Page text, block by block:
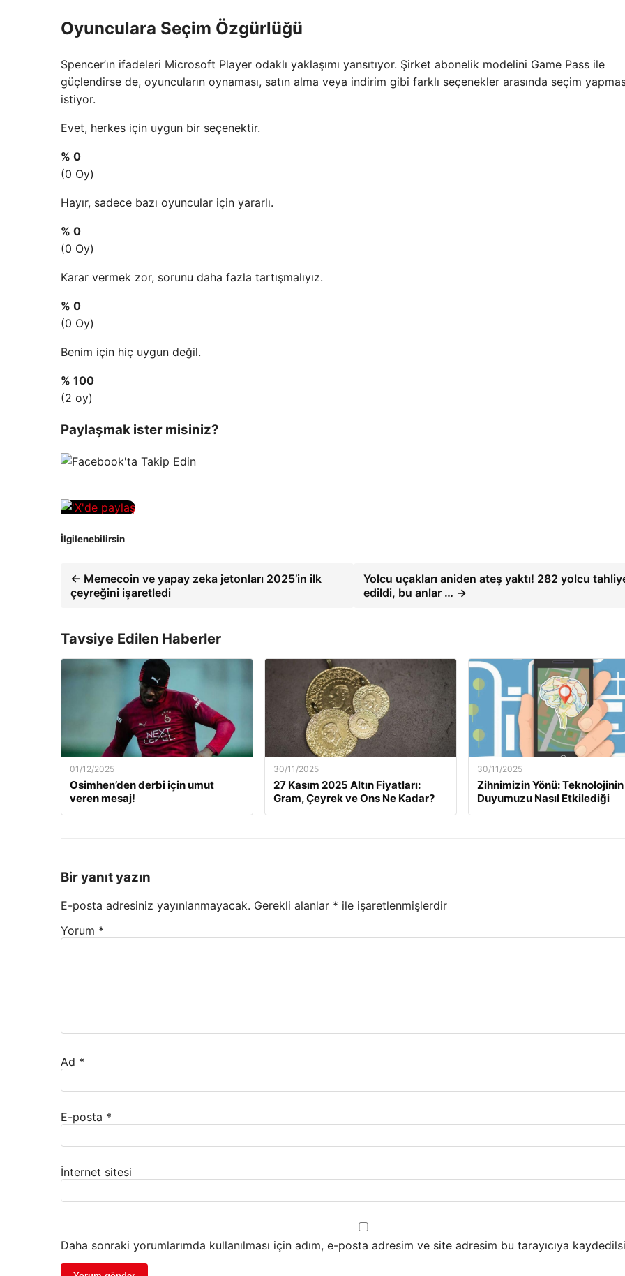
Oyunculara Seçim Özgürlüğü
Spencer’ın ifadeleri Microsoft Player odaklı yaklaşımı yansıtıyor. Şirket abonelik modelini Game Pass ile
güçlendirse de, oyuncuların oynaması, satın alma veya indirim gibi farklı seçenekler arasında seçim
istiyor.
Evet, herkes için uygun bir seçenektir.
% 0
(0 Oy)
Hayır, sadece bazı oyuncular için yararlı.
% 0
(0 Oy)
Karar vermek zor, sorunu daha fazla tartışmalıyız.
% 0
(0 Oy)
Benim için hiç uygun değil.
% 100
(2 oy)
Paylaşmak ister misiniz?
İlgilenebilirsin
← Memecoin ve yapay zeka jetonları 2025’in ilk
çeyreğini işaretledi
Yolcu uçakları aniden ateş yaktı! 282 yolcu
edildi, bu anlar … →
Tavsiye Edilen Haberler
01/12/2025
Osimhen’den derbi için umut
veren mesaj!
30/11/2025
27 Kasım 2025 Altın Fiyatları:
Gram, Çeyrek ve Ons Ne Kadar?
30/11/2025
Zihnimizin Yönü: Teknolojinin
Duyumuzu Nasıl Etkilediği
Bir yanıt yazın
E-posta adresiniz yayınlanmayacak. Gerekli alanlar * ile işaretlenmişlerdir
Yorum *
Ad *
E-posta *
İnternet sitesi
Daha sonraki yorumlarımda kullanılması için adım, e-posta adresim ve site adresim bu tarayıcıya